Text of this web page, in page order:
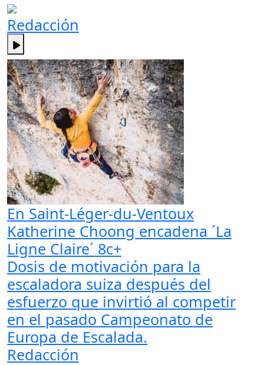
Redacción
En Saint-Léger-du-Ventoux
Katherine Choong encadena ´La
Ligne Claire´ 8c+
Dosis de motivación para la
escaladora suiza después del
esfuerzo que invirtió al competir
en el pasado Campeonato de
Europa de Escalada.
Redacción